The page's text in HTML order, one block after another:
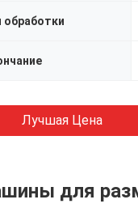
обработки
Лучшая Цена
для